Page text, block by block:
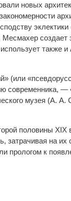
новых
эклектики
создает
также
(или
современника,
музея (А.
половины
затрачивая на
прологом к